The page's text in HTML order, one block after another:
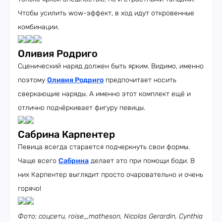
Чтобы усилить wow-эффект, в ход идут откровенные
комбинации.
Оливия Родриго
Сценический наряд должен быть ярким. Видимо, именно
поэтому Оливия Родриго предпочитает носить
сверкающие наряды. А именно этот комплект ещё и
отлично подчёркивает фигуру певицы.
Сабрина Карпентер
Певица всегда старается подчеркнуть свои формы.
Чаще всего Сабрина делает это при помощи боди. В
них Карпентер выглядит просто очаровательно и очень
горячо!
Фото: соцсети, roise_matheson, Nicolas Gerardin, Cynthia